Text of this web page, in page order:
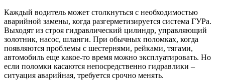
Каждый водитель может столкнуться с необходимостью
аварийной замены, когда разгерметизируется система ГУРа.
Выходят из строя гидравлический цилиндр, управляющий
золотник, насос, шланги. При обычных поломках, когда
появляются проблемы с шестернями, рейками, тягами,
автомобиль еще какое-то время можно эксплуатировать. Но
если поломки касаются непосредственно гидравлики –
ситуация аварийная, требуется срочно менять.